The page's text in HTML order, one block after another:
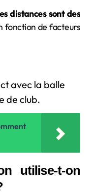
distances sont des
fonction de facteurs
avec la balle
de club.
utilise-t-on